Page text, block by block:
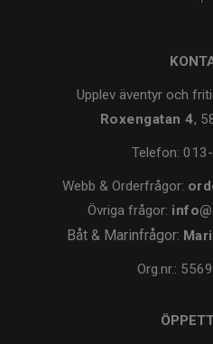
Upplev äventyr och
Roxengatan 4,
Telefon:
Webb & Orderfrågor:
Övriga frågor:
Båt & Marinfrågor:
Org.nr.: